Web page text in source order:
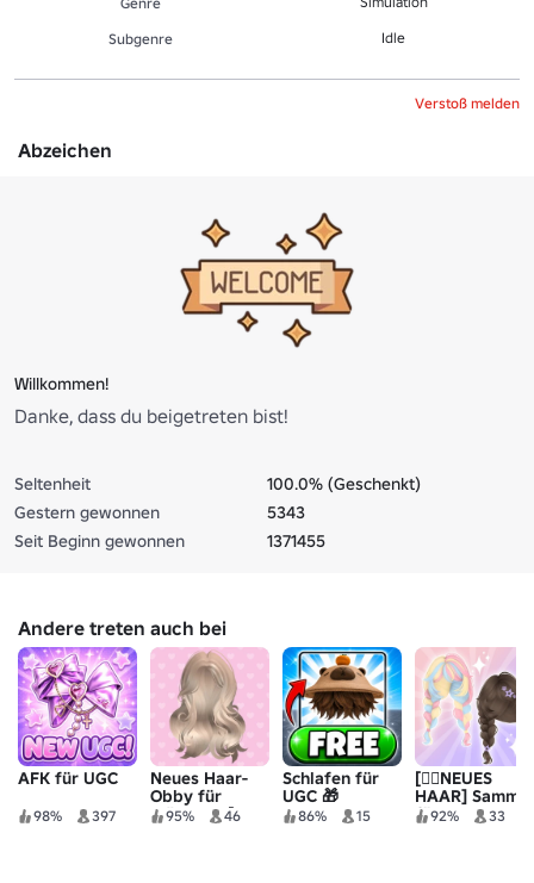
Sub­gen­re Idle
Verstoß melden
Abzeichen
Willkommen!
Danke, dass du beigetreten bist!
Seltenheit
100.0% (Geschenkt)
Gestern gewonnen
5343
Seit Beginn gewonnen
1371455
Andere treten auch bei
AFK für UGC
98% 397
Neues Haar-
Obby für
Mädchen [UGC
95% 46
Schlafen für
UGC 🎁
86% 15
[💇‍♀️NEUES
HAAR] Sammle
für UGC❤️
92% 33